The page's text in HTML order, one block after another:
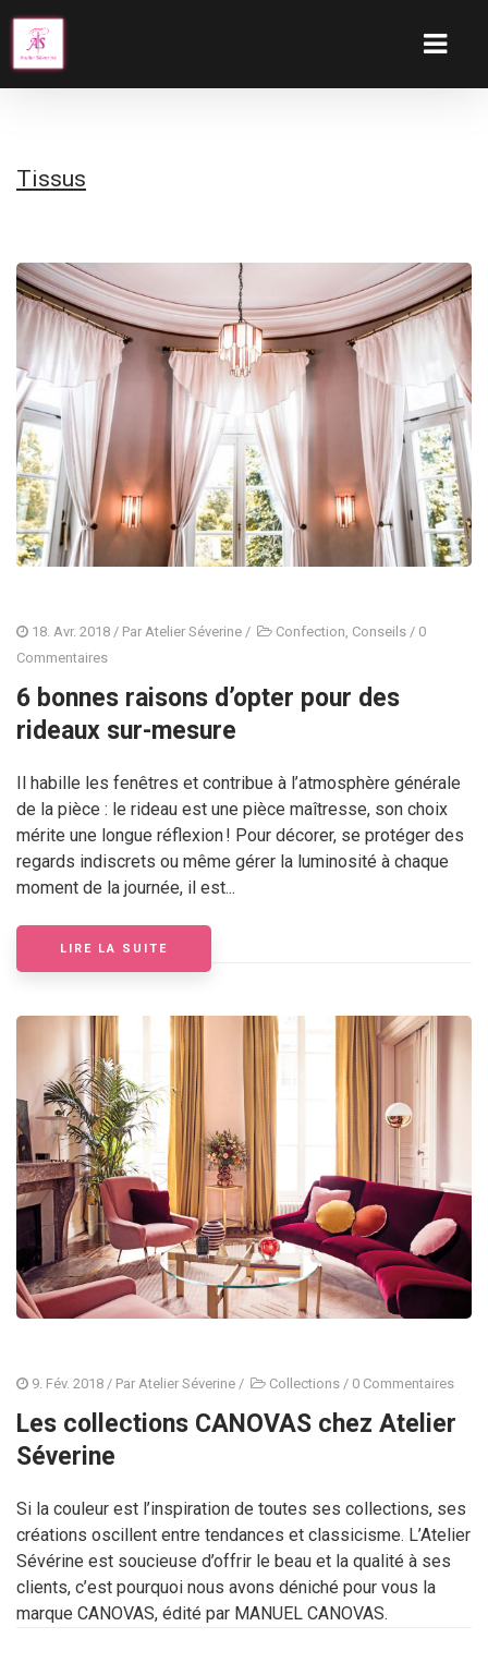
Tissus
18. Avr. 2018 / Par Atelier Séverine / Confection Conseils / 0
Commentaires
6 bonnes raisons d’opter pour des
rideaux sur-mesure
Il habille les fenêtres et contribue à l’atmosphère générale
de la pièce : le rideau est une pièce maîtresse, son choix
mérite une longue réflexion ! Pour décorer, se protéger des
regards indiscrets ou même gérer la luminosité à chaque
moment de la journée, il est...
LIRE LA SUITE
9. Fév. 2018 / Par Atelier Séverine / Collections / 0 Commentaires
Les collections CANOVAS chez Atelier
Séverine
Si la couleur est l’inspiration de toutes ses collections, ses
créations oscillent entre tendances et classicisme. L’Atelier
Sévérine est soucieuse d’offrir le beau et la qualité à ses
clients, c’est pourquoi nous avons déniché pour vous la
marque CANOVAS, édité par MANUEL CANOVAS.